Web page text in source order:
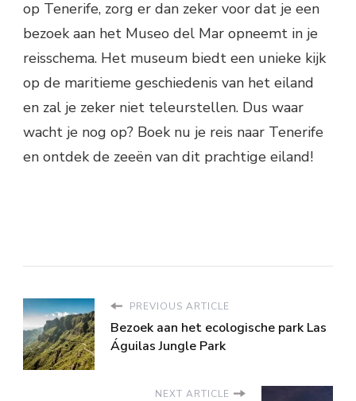
op Tenerife, zorg er dan zeker voor dat je een
bezoek aan het Museo del Mar opneemt in je
reisschema. Het museum biedt een unieke kijk
op de maritieme geschiedenis van het eiland
en zal je zeker niet teleurstellen. Dus waar
wacht je nog op? Boek nu je reis naar Tenerife
en ontdek de zeeën van dit prachtige eiland!
PREVIOUS ARTICLE
Bezoek aan het ecologische park Las
Águilas Jungle Park
NEXT ARTICLE